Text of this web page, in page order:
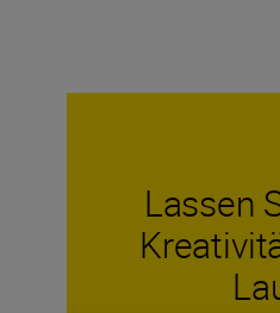
Lassen